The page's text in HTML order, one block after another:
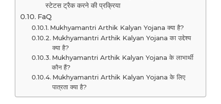
स्टेटस ट्रैक करने की प्रक्रिया
FaQ
Mukhyamantri Arthik Kalyan Yojana क्या है?
Mukhyamantri Arthik Kalyan Yojana का उद्देश्य
क्या है?
Mukhyamantri Arthik Kalyan Yojana के लाभार्थी
कौन हैं?
Mukhyamantri Arthik Kalyan Yojana के लिए
पात्रता क्या है?